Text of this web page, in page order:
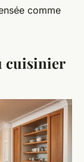
comme
cuisinier